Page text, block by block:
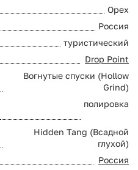
Орех
Россия
туристический
Drop Point
Вогнутые спуски (Hollow
Grind)
полировка
Hidden Tang (Всадной
глухой)
Россия